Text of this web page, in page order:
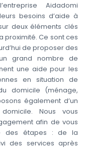
Aidadomi
besoins d’aide à
deux éléments clés
proximité. Ce sont ces
de proposer des
grand nombre de
une aide pour les
en situation de
domicile (ménage,
également d’un
Nous vous
afin de vous
des étapes : de la
des services après